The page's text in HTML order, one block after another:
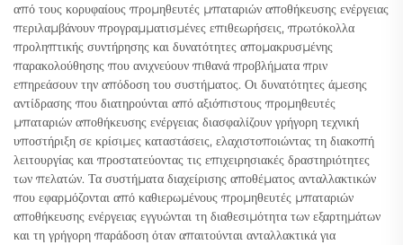
από τους κορυφαίους προμηθευτές μπαταριών αποθήκευσης ενέργειας
περιλαμβάνουν προγραμματισμένες επιθεωρήσεις, πρωτόκολλα
προληπτικής συντήρησης και δυνατότητες απομακρυσμένης
παρακολούθησης που ανιχνεύουν πιθανά προβλήματα πριν
επηρεάσουν την απόδοση του συστήματος. Οι δυνατότητες άμεσης
αντίδρασης που διατηρούνται από αξιόπιστους προμηθευτές
μπαταριών αποθήκευσης ενέργειας διασφαλίζουν γρήγορη τεχνική
υποστήριξη σε κρίσιμες καταστάσεις, ελαχιστοποιώντας τη διακοπή
λειτουργίας και προστατεύοντας τις επιχειρησιακές δραστηριότητες
των πελατών. Τα συστήματα διαχείρισης αποθέματος ανταλλακτικών
που εφαρμόζονται από καθιερωμένους προμηθευτές μπαταριών
αποθήκευσης ενέργειας εγγυώνται τη διαθεσιμότητα των εξαρτημάτων
και τη γρήγορη παράδοση όταν απαιτούνται ανταλλακτικά για